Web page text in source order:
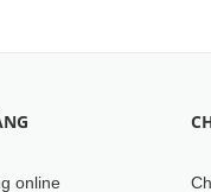
online